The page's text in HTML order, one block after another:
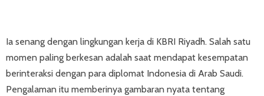
Ia senang dengan lingkungan kerja di KBRI Riyadh. Salah satu
momen paling berkesan adalah saat mendapat kesempatan
berinteraksi dengan para diplomat Indonesia di Arab Saudi.
Pengalaman itu memberinya gambaran nyata tentang